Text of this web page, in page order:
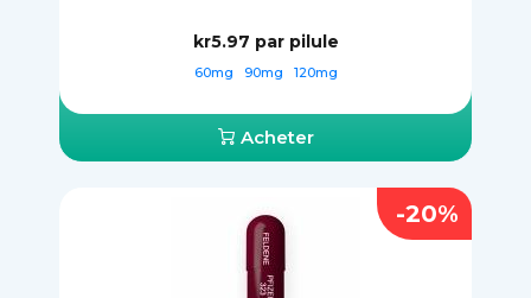
kr5.97 par pilule
60mg 90mg 120mg
Acheter
-20%